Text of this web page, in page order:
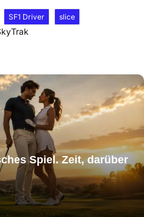
SF1 Driver slice
Spiel. Zeit, darüber